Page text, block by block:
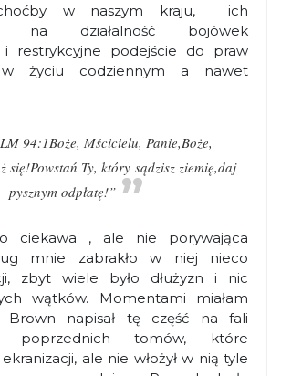
w naszym kraju, ich
na działalność bojówek
i restrykcyjne podejście do praw
w życiu codziennym a nawet
94:1Boże, Mścicielu, Panie,Boże,
się!Powstań Ty, który sądzisz ziemię,daj
pysznym odpłatę!”
ciekawa , ale nie porywająca
mnie zabrakło w niej nieco
zbyt wiele było dłużyzn i nic
wątków. Momentami miałam
Brown napisał tę część na fali
poprzednich tomów, które
ale nie włożył w nią tyle